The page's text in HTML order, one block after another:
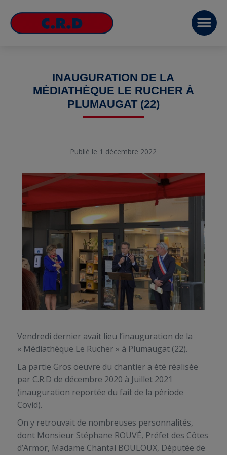
INAUGURATION DE LA
MÉDIATHÈQUE LE RUCHER À
PLUMAUGAT (22)
Publié le 1 décembre 2022
Vendredi dernier avait lieu l’inauguration de la
« Médiathèque Le Rucher » à Plumaugat (22).
La partie Gros oeuvre du chantier a été réalisée
par C.R.D de décembre 2020 à Juillet 2021
(inauguration reportée du fait de la période
Covid).
On y retrouvait de nombreuses personnalités,
dont Monsieur Stéphane ROUVÉ, Préfet des Côtes
d’Armor, Madame Chantal BOULOUX, Députée de